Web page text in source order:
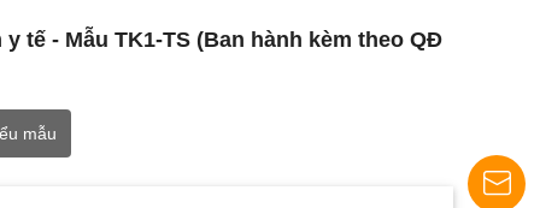
tế - Mẫu TK1-TS (Ban hành kèm theo QĐ
mẫu